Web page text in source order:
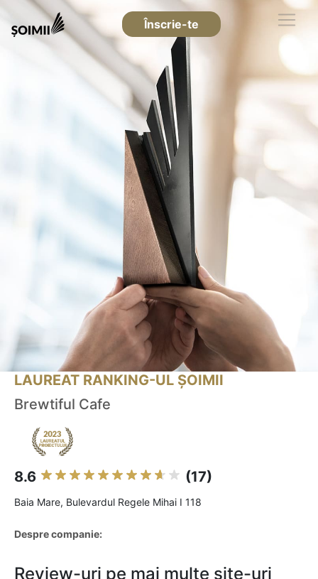
Înscrie-te
LAUREAT RANKING-UL ȘOIMII
Brewtiful Cafe
8.6 (17)
Baia Mare, Bulevardul Regele Mihai I 118
Despre companie:
Review-uri pe mai multe site-uri